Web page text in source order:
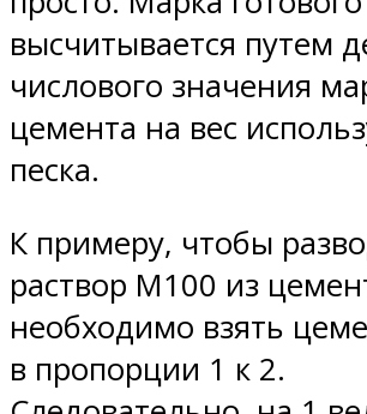
высчитывается путем
числового значения
цемента на вес
песка.
К примеру, чтобы
раствор М100 из
необходимо взять
в пропорции 1 к 2.